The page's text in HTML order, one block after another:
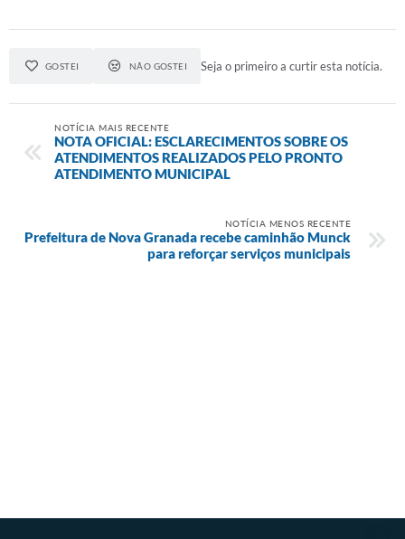
GOSTEI NÃO GOSTEI Seja o primeiro a curtir esta notícia.
NOTÍCIA MAIS RECENTE
NOTA OFICIAL: ESCLARECIMENTOS SOBRE OS
ATENDIMENTOS REALIZADOS PELO PRONTO
ATENDIMENTO MUNICIPAL
NOTÍCIA MENOS RECENTE
Prefeitura de Nova Granada recebe caminhão Munck
para reforçar serviços municipais